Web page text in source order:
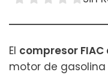
El compresor FIAC
motor de gasolina